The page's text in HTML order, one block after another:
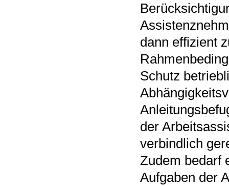
dann effizient
Schutz
der
verbindlich
Zudem bedarf
Aufgaben der